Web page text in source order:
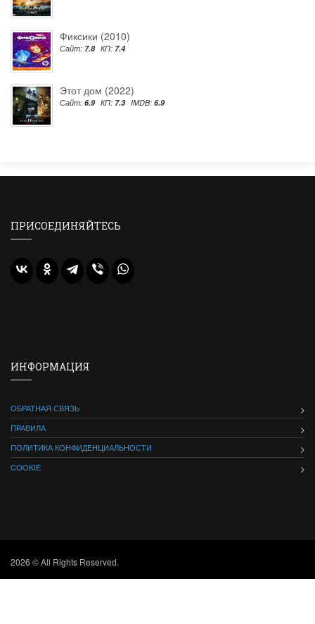
Фиксики (2010)
Сайт: 7.8 КП: 7.4
Этот дом (2022)
Сайт: 6.9 КП: 7.3 IMDB: 6.9
ПРИСОЕДИНЯЙТЕСЬ
ИНФОРМАЦИЯ
ОБРАТНАЯ СВЯЗЬ
ПРАВИЛА
ПОЛИТИКА КОНФИДЕНЦИАЛЬНОСТИ
COOKIE
2026 © All Rights Reserved.